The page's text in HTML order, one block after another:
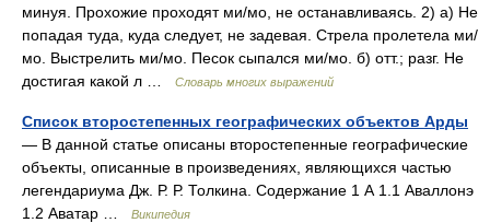
минуя. Прохожие проходят ми/мо, не останавливаясь. 2) а) Не
попадая туда, куда следует, не задевая. Стрела пролетела ми/
мо. Выстрелить ми/мо. Песок сыпался ми/мо. б) отт.; разг. Не
достигая какой л …
Словарь многих выражений
Список второстепенных географических объектов Арды
— В данной статье описаны второстепенные географические
объекты, описанные в произведениях, являющихся частью
легендариума Дж. Р. Р. Толкина. Содержание 1 А 1.1 Аваллонэ
1.2 Аватар …
Википедия